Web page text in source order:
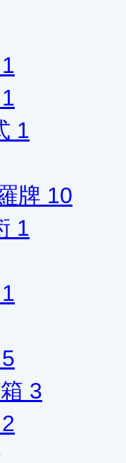
1
1
1
牌 10
1
1
5
3
2